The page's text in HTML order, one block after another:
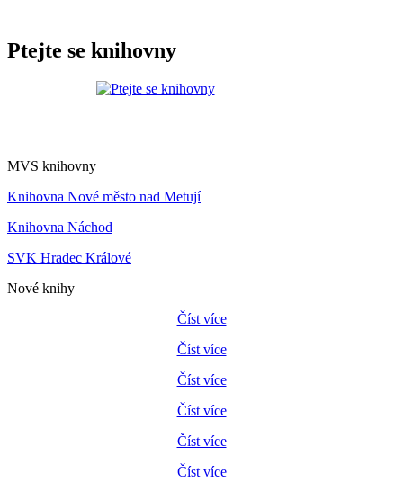
Ptejte se knihovny
MVS knihovny
Knihovna Nové město nad Metují
Knihovna Náchod
SVK Hradec Králové
Nové knihy
Číst více
Číst více
Číst více
Číst více
Číst více
Číst více